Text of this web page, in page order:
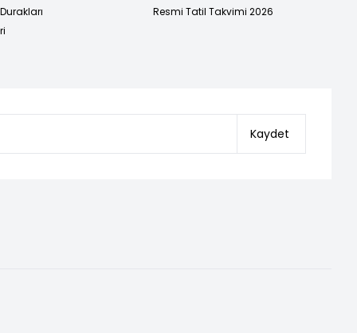
Resmi Tatil Takvimi 2026
Kaydet